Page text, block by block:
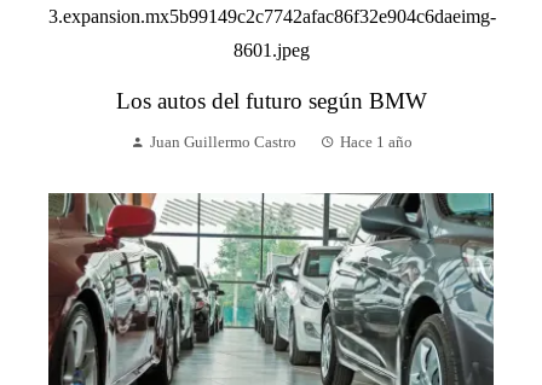
Los autos del futuro según BMW
Juan Guillermo Castro Hace 1 año